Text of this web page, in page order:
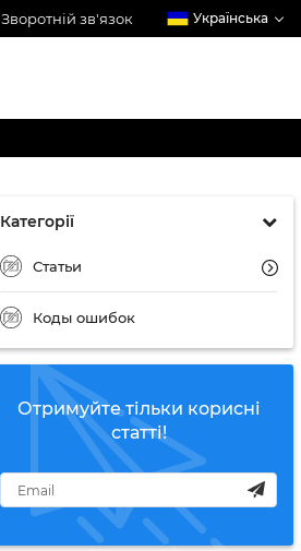
Зворотній зв'язок Українська
Категорії
Статьи
Коды ошибок
Отримуйте тільки корисні
статті!